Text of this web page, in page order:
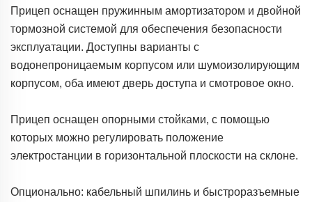
Прицеп оснащен пружинным амортизатором и двойной
тормозной системой для обеспечения безопасности
эксплуатации. Доступны варианты с
водонепроницаемым корпусом или шумоизолирующим
корпусом, оба имеют дверь доступа и смотровое окно.
Прицеп оснащен опорными стойками, с помощью
которых можно регулировать положение
электростанции в горизонтальной плоскости на склоне.
Опционально: кабельный шпилинь и быстроразъемные